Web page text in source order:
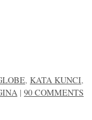
, KATA KUNCI,
| 90 COMMENTS